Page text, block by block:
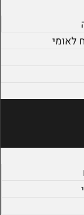
לאומי